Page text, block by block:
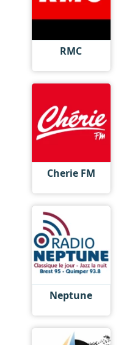
RMC
Cherie FM
Neptune